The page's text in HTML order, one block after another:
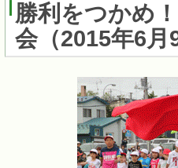
勝利をつかめ
会（2015年6月